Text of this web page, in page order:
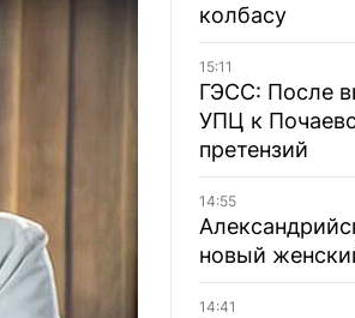
колбасу
15:11
ГЭСС: После
УПЦ к
претензий
14:55
новый
14:41